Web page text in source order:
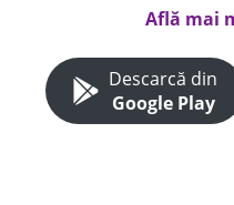
Află mai
Descarcă din
Google Play